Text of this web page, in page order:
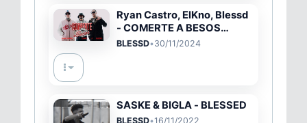
Ryan Castro, ElKno, Blessd
- COMERTE A BESOS
REMIX (Video Oficial)
BLESSD•30/11/2024
SASKE & BIGLA - BLESSED
BLESSD•16/11/2022